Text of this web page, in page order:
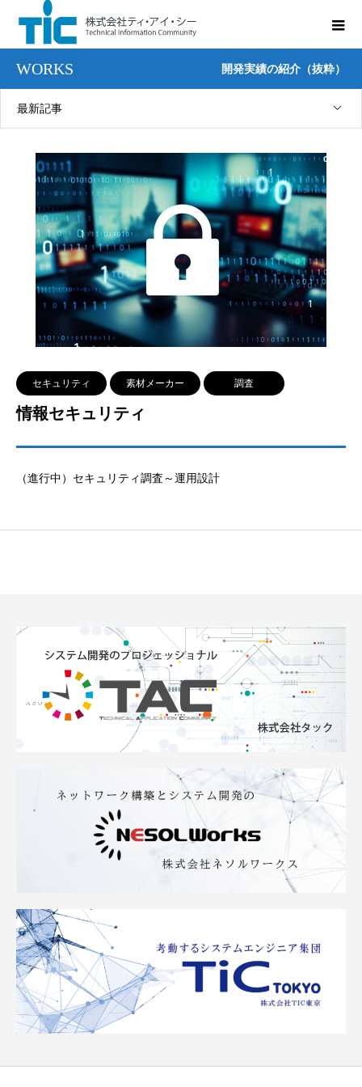
WORKS 開発実績の紹介（抜粋）
最新記事
セキュリティ 素材メーカー 調査
情報セキュリティ
（進行中）セキュリティ調査～運用設計